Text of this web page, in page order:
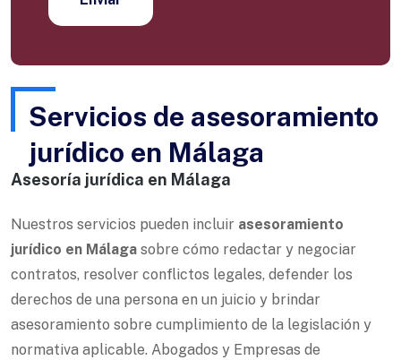
Servicios de asesoramiento
jurídico en Málaga
Asesoría jurídica en Málaga
Nuestros servicios pueden incluir asesoramiento
jurídico en Málaga sobre cómo redactar y negociar
contratos, resolver conflictos legales, defender los
derechos de una persona en un juicio y brindar
asesoramiento sobre cumplimiento de la legislación y
normativa aplicable. Abogados y Empresas de